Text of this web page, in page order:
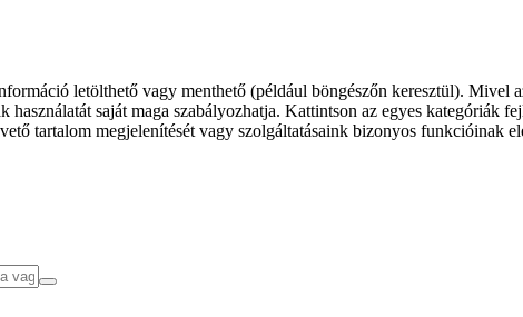
letölthető vagy menthető (például böngészőn keresztül). Mivel
saját maga szabályozhatja. Kattintson az egyes kategóriák
tartalom megjelenítését vagy szolgáltatásaink bizonyos funkcióinak